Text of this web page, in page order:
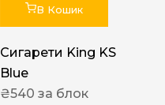
В Кошик
Сигарети King KS
Blue
₴540 за блок